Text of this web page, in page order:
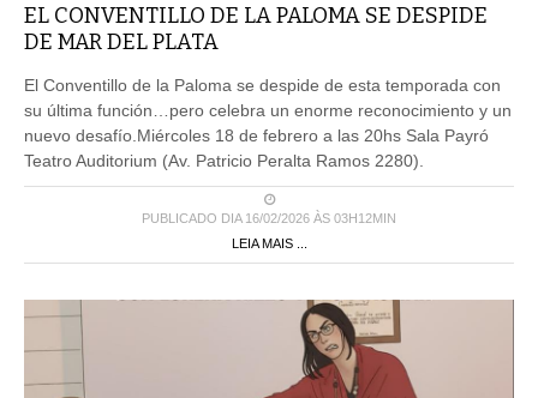
EL CONVENTILLO DE LA PALOMA SE DESPIDE
DE MAR DEL PLATA
El Conventillo de la Paloma se despide de esta temporada con
su última función…pero celebra un enorme reconocimiento y un
nuevo desafío.Miércoles 18 de febrero a las 20hs Sala Payró
Teatro Auditorium (Av. Patricio Peralta Ramos 2280).
PUBLICADO DIA 16/02/2026 ÀS 03H12MIN
LEIA MAIS ...